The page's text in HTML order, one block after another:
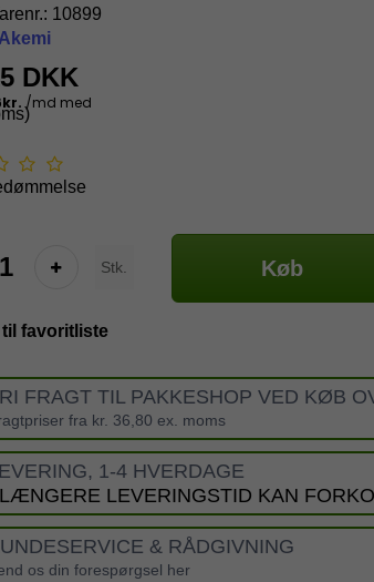
10899
Akemi
DKK
Stk. Køb
favoritliste
FRAGT TIL PAKKESHOP VED KØB
fra kr. 36,80 ex. moms
1-4 HVERDAGE
LEVERINGSTID KAN
& RÅDGIVNING
os din forespørgsel her